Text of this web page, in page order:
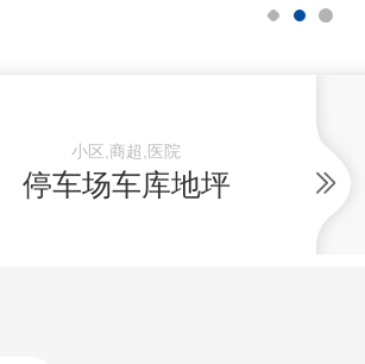
小区,商超,医院
停车场车库地坪